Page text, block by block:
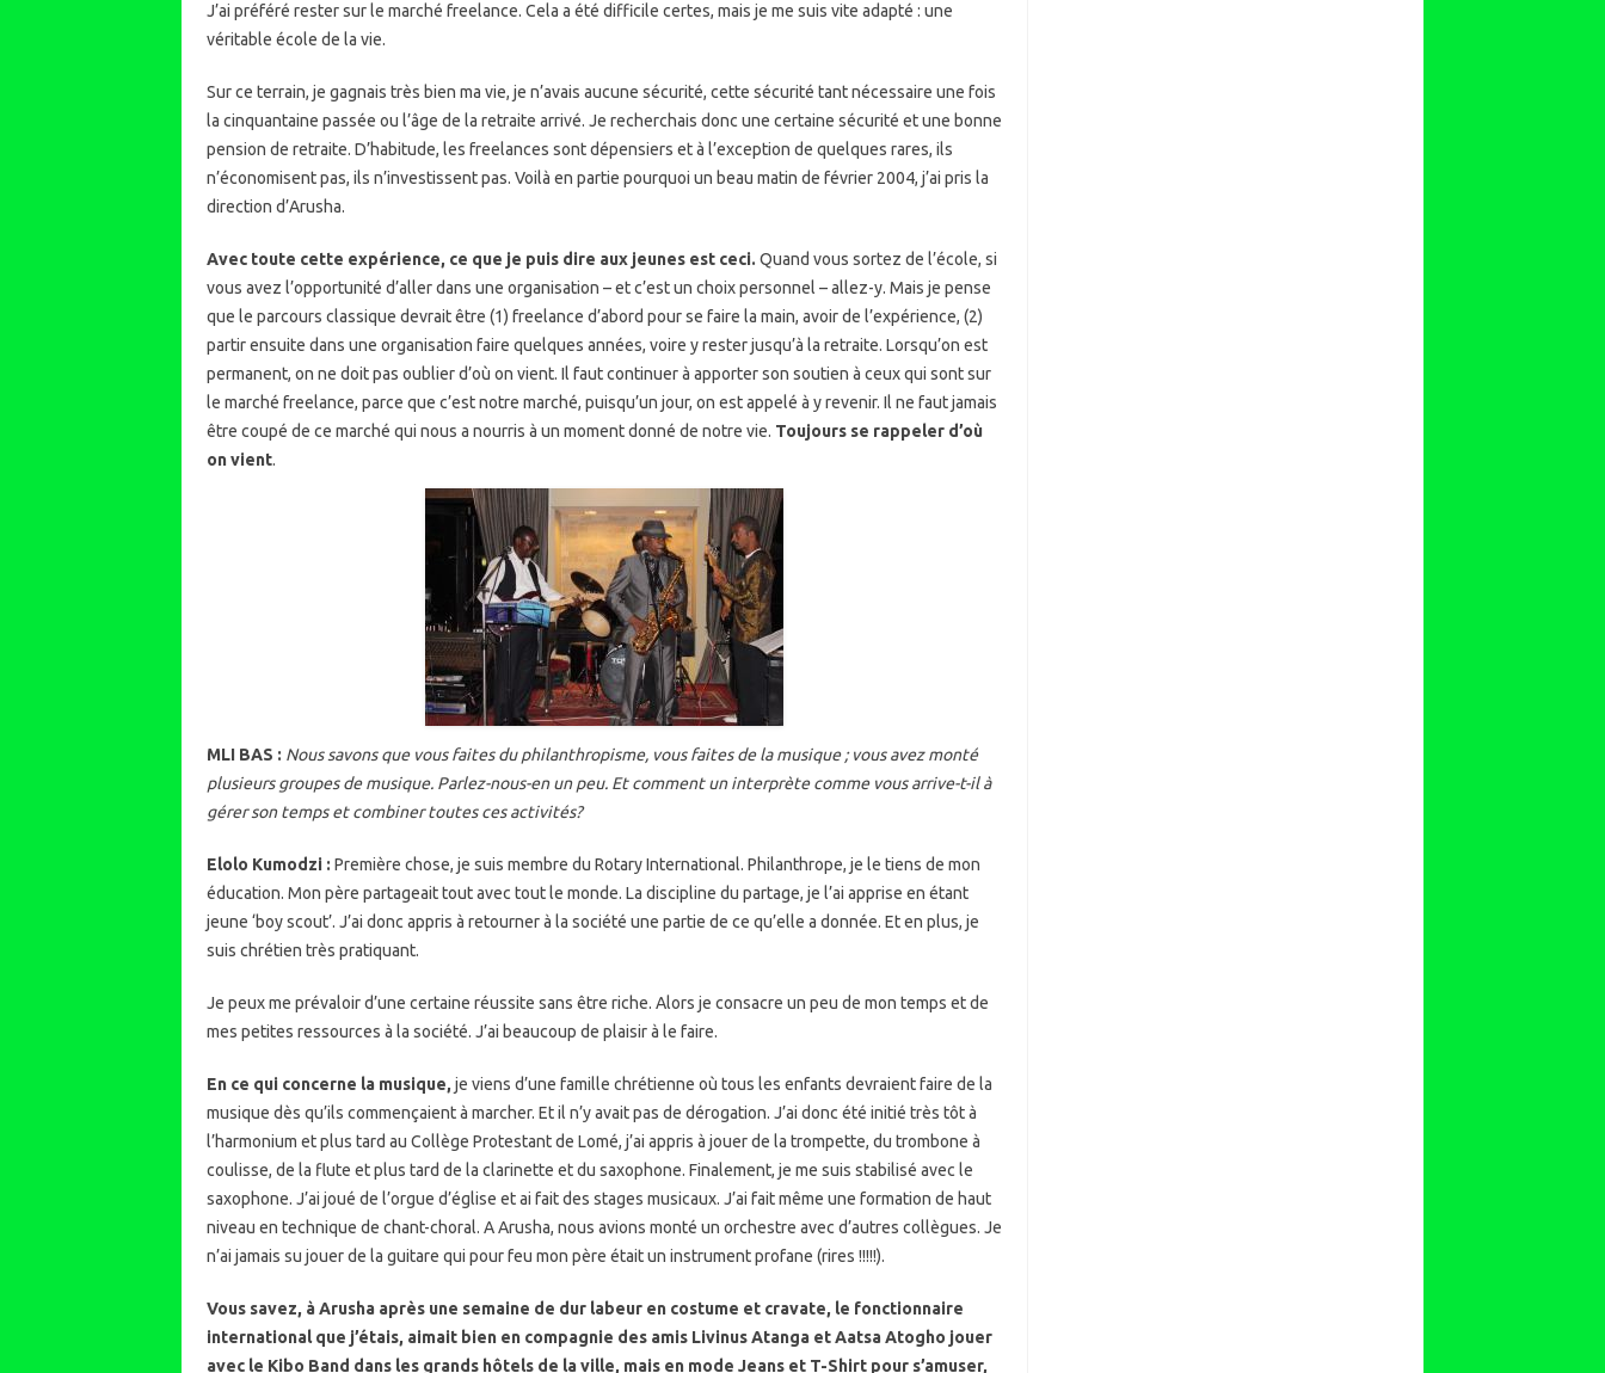
J’ai préféré rester sur le marché freelance. Cela a été difficile certes, mais je me suis vite adapté : une
véritable école de la vie.
Sur ce terrain, je gagnais très bien ma vie, je n’avais aucune sécurité, cette sécurité tant nécessaire une fois
la cinquantaine passée ou l’âge de la retraite arrivé. Je recherchais donc une certaine sécurité et une bonne
pension de retraite. D’habitude, les freelances sont dépensiers et à l’exception de quelques rares, ils
n’économisent pas, ils n’investissent pas. Voilà en partie pourquoi un beau matin de février 2004, j’ai pris la
direction d’Arusha.
Avec toute cette expérience, ce que je puis dire aux jeunes est ceci. Quand vous sortez de l’école, si
vous avez l’opportunité d’aller dans une organisation – et c’est un choix personnel – allez-y. Mais je pense
que le parcours classique devrait être (1) freelance d’abord pour se faire la main, avoir de l’expérience, (2)
partir ensuite dans une organisation faire quelques années, voire y rester jusqu’à la retraite. Lorsqu’on est
permanent, on ne doit pas oublier d’où on vient. Il faut continuer à apporter son soutien à ceux qui sont sur
le marché freelance, parce que c’est notre marché, puisqu’un jour, on est appelé à y revenir. Il ne faut jamais
être coupé de ce marché qui nous a nourris à un moment donné de notre vie. Toujours se rappeler d’où
on vient.
MLI BAS : Nous savons que vous faites du philanthropisme, vous faites de la musique ; vous avez monté
plusieurs groupes de musique. Parlez-nous-en un peu. Et comment un interprète comme vous arrive-t-il à
gérer son temps et combiner toutes ces activités?
Elolo Kumodzi : Première chose, je suis membre du Rotary International. Philanthrope, je le tiens de mon
éducation. Mon père partageait tout avec tout le monde. La discipline du partage, je l’ai apprise en étant
jeune ‘boy scout’. J’ai donc appris à retourner à la société une partie de ce qu’elle a donnée. Et en plus, je
suis chrétien très pratiquant.
Je peux me prévaloir d’une certaine réussite sans être riche. Alors je consacre un peu de mon temps et de
mes petites ressources à la société. J’ai beaucoup de plaisir à le faire.
En ce qui concerne la musique, je viens d’une famille chrétienne où tous les enfants devraient faire de la
musique dès qu’ils commençaient à marcher. Et il n’y avait pas de dérogation. J’ai donc été initié très tôt à
l’harmonium et plus tard au Collège Protestant de Lomé, j’ai appris à jouer de la trompette, du trombone à
coulisse, de la flute et plus tard de la clarinette et du saxophone. Finalement, je me suis stabilisé avec le
saxophone. J’ai joué de l’orgue d’église et ai fait des stages musicaux. J’ai fait même une formation de haut
niveau en technique de chant-choral. A Arusha, nous avions monté un orchestre avec d’autres collègues. Je
n’ai jamais su jouer de la guitare qui pour feu mon père était un instrument profane (rires !!!!!).
Vous savez, à Arusha après une semaine de dur labeur en costume et cravate, le fonctionnaire
international que j’étais, aimait bien en compagnie des amis Livinus Atanga et Aatsa Atogho jouer
avec le Kibo Band dans les grands hôtels de la ville, mais en mode Jeans et T-Shirt pour s’amuser,